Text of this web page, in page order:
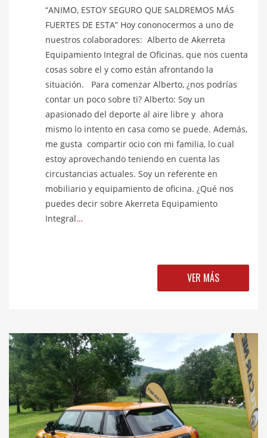
“ANIMO, ESTOY SEGURO QUE SALDREMOS MÁS
FUERTES DE ESTA” Hoy cononocermos a uno de
nuestros colaboradores: Alberto de Akerreta
Equipamiento Integral de Oficinas, que nos cuenta
cosas sobre el y como están afrontando la
situación. Para comenzar Alberto, ¿nos podrías
contar un poco sobre ti? Alberto: Soy un
apasionado del deporte al aire libre y ahora
mismo lo intento en casa como se puede. Además,
me gusta compartir ocio con mi familia, lo cual
estoy aprovechando teniendo en cuenta las
circustancias actuales. Soy un referente en
mobiliario y equipamiento de oficina. ¿Qué nos
puedes decir sobre Akerreta Equipamiento
Integral…
VER MÁS